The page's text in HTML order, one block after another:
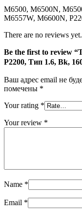
P2200,
Тип
1.6,
Bk,
г,
банка
M6500, M6500N,
M6557W, M6600N,
There are no reviews yet.
Be the first to review
P2200, Тип 1.6, Bk,
Ваш адрес email не
помечены *
Your rating *
Your review *
Name *
Email *